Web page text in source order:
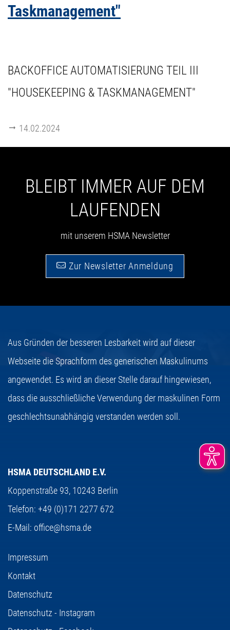
Taskmanagement"
BACKOFFICE AUTOMATISIERUNG TEIL III
"HOUSEKEEPING & TASKMANAGEMENT"
14.02.2024
BLEIBT IMMER AUF DEM
LAUFENDEN
mit unserem HSMA Newsletter
Zur Newsletter Anmeldung
Aus Gründen der besseren Lesbarkeit wird auf dieser
Webseite die Sprachform des generischen Maskulinums
angewendet. Es wird an dieser Stelle darauf hingewiesen,
dass die ausschließliche Verwendung der maskulinen Form
geschlechtsunabhängig verstanden werden soll.
HSMA DEUTSCHLAND E.V.
Koppenstraße 93, 10243 Berlin
Telefon: +49 (0)171 2277 672
E-Mail: office@hsma.de
Impressum
Kontakt
Datenschutz
Datenschutz - Instagram